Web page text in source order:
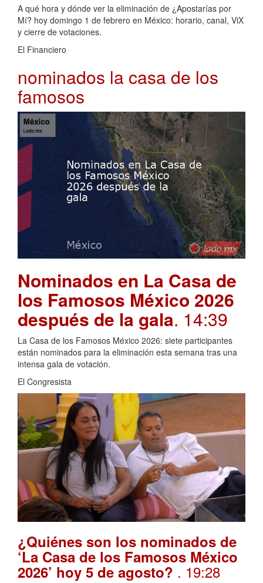
A qué hora y dónde ver la eliminación de ¿Apostarías por
Mí? hoy domingo 1 de febrero en México: horario, canal, ViX
y cierre de votaciones.
El Financiero
nominados la casa de los
famosos
Nominados en La Casa de
los Famosos México 2026
después de la gala. 14:39
La Casa de los Famosos México 2026: siete participantes
están nominados para la eliminación esta semana tras una
intensa gala de votación.
El Congresista
¿Quiénes son los nominados de
‘La Casa de los Famosos México
2026’ hoy 5 de agosto? . 19:28